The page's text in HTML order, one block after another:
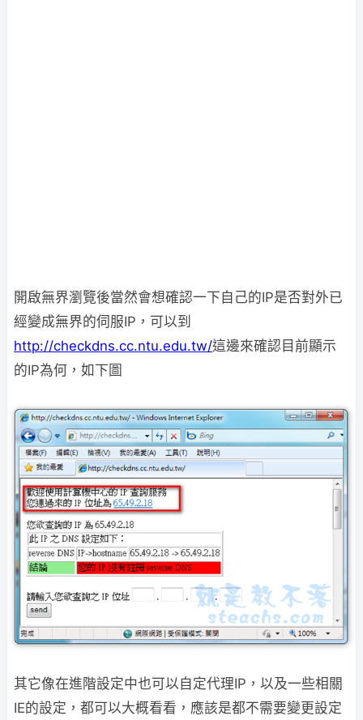
開啟無界瀏覽後當然會想確認一下自己的IP是否對外已
經變成無界的伺服IP，可以到
http://checkdns.cc.ntu.edu.tw/這邊來確認目前顯示
的IP為何，如下圖
其它像在進階設定中也可以自定代理IP，以及一些相關
IE的設定，都可以大概看看，應該是都不需要變更設定